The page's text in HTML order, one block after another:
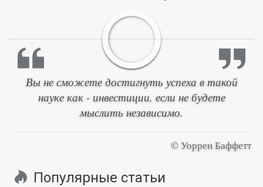
Вы не сможете достигнуть успеха в такой
науке как - инвестиции, если не будете
мыслить независимо.
© Уоррен Баффетт
Популярные статьи